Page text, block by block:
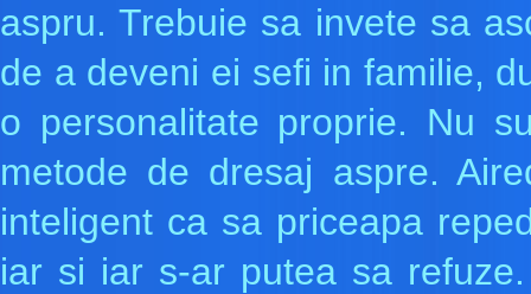
aspru. Trebuie sa invete sa
de a deveni ei sefi in familie,
o personalitate proprie. Nu
metode de dresaj aspre.
inteligent ca sa priceapa
iar si iar s-ar putea sa